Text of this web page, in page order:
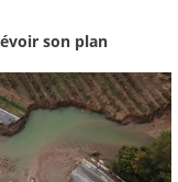
son plan